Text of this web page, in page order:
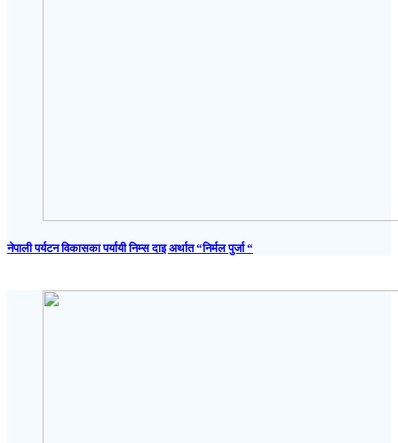
नेपाली पर्यटन विकासका पर्यायी निम्स दाइ अर्थात “निर्मल पुर्जा “